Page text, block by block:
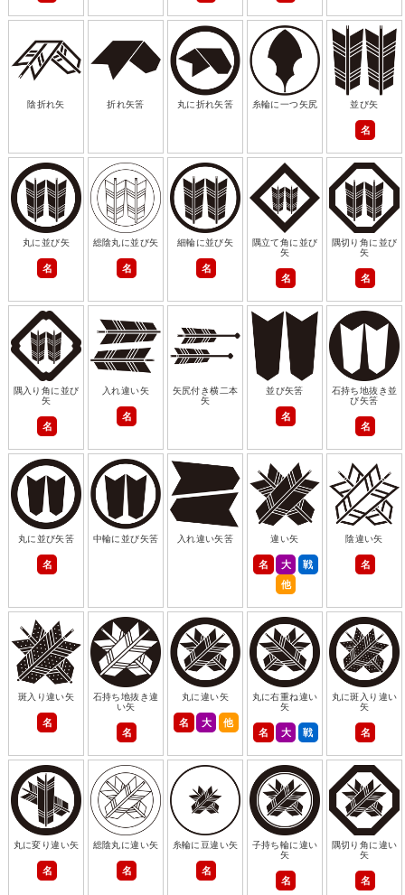
陰折れ矢 折れ矢筈 丸に折れ矢筈 糸輪に一つ矢尻 並び矢
名
丸に並び矢
名
総陰丸に並び矢
名
細輪に並び矢
名
隅立て角に並び
矢
名
隅切り角に並び
矢
名
隅入り角に並び
矢
名
入れ違い矢
名
矢尻付き横二本
矢
並び矢筈
名
石持ち地抜き並
び矢筈
名
丸に並び矢筈
名
中輪に並び矢筈 入れ違い矢筈 違い矢
名 大
戦
他
陰違い矢
名
斑入り違い矢
名
石持ち地抜き違
い矢
名
丸に違い矢
名 大 他
丸に右重ね違い
矢
名 大 戦
丸に斑入り違い
矢
名
丸に変り違い矢
名
総陰丸に違い矢
名
糸輪に豆違い矢
名
子持ち輪に違い
矢
名
隅切り角に違い
矢
名